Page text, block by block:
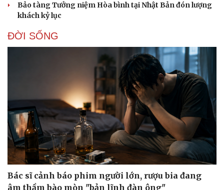
Bảo tàng Tưởng niệm Hòa bình tại Nhật Bản đón lượng
khách kỷ lục
ĐỜI SỐNG
Bác sĩ cảnh báo phim người lớn, rượu bia đang
âm thầm bào mòn "bản lĩnh đàn ông"